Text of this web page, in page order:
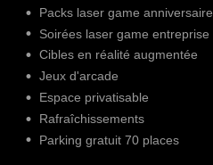
Packs laser game anniversaire
Soirées laser game entreprise
Cibles en réalité augmentée
Jeux d'arcade
Espace privatisable
Rafraîchissements
Parking gratuit 70 places